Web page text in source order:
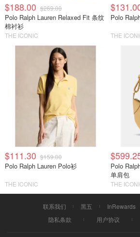
$188.00 $269.00
Polo Ralph Lauren Relaxed Fit 条纹
棉衬衫
THE ICONIC
Polo
THE
$111.30 $159.00
Polo Ralph Lauren Polo衫
THE ICONIC
Polo
单肩包
THE
联系我们 黑五 InRewards
隐私条款
用户协议